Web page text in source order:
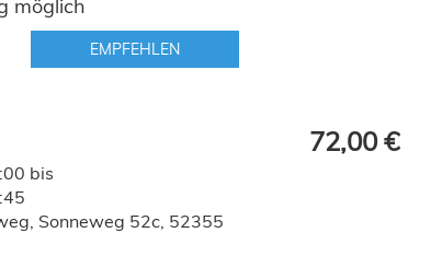
möglich
EMPFEHLEN
bis
Sonneweg 52c, 52355
72,00 €